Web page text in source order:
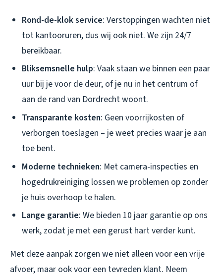
Rond-de-klok service: Verstoppingen wachten niet
tot kantooruren, dus wij ook niet. We zijn 24/7
bereikbaar.
Bliksemsnelle hulp: Vaak staan we binnen een paar
uur bij je voor de deur, of je nu in het centrum of
aan de rand van Dordrecht woont.
Transparante kosten: Geen voorrijkosten of
verborgen toeslagen – je weet precies waar je aan
toe bent.
Moderne technieken: Met camera-inspecties en
hogedrukreiniging lossen we problemen op zonder
je huis overhoop te halen.
Lange garantie: We bieden 10 jaar garantie op ons
werk, zodat je met een gerust hart verder kunt.
Met deze aanpak zorgen we niet alleen voor een vrije
afvoer, maar ook voor een tevreden klant. Neem